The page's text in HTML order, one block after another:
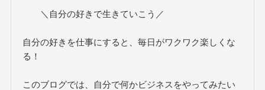
＼自分の好きで生きていこう／
自分の好きを仕事にすると、毎日がワクワク楽しくな
る！
このブログでは、自分で何かビジネスをやってみたい